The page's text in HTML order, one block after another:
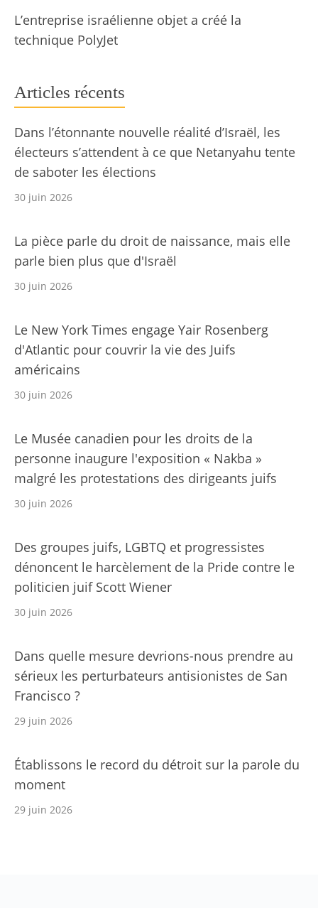
L’entreprise israélienne objet a créé la
technique PolyJet
Articles récents
Dans l’étonnante nouvelle réalité d’Israël, les
électeurs s’attendent à ce que Netanyahu tente
de saboter les élections
30 juin 2026
La pièce parle du droit de naissance, mais elle
parle bien plus que d'Israël
30 juin 2026
Le New York Times engage Yair Rosenberg
d'Atlantic pour couvrir la vie des Juifs
américains
30 juin 2026
Le Musée canadien pour les droits de la
personne inaugure l'exposition « Nakba »
malgré les protestations des dirigeants juifs
30 juin 2026
Des groupes juifs, LGBTQ et progressistes
dénoncent le harcèlement de la Pride contre le
politicien juif Scott Wiener
30 juin 2026
Dans quelle mesure devrions-nous prendre au
sérieux les perturbateurs antisionistes de San
Francisco ?
29 juin 2026
Établissons le record du détroit sur la parole du
moment
29 juin 2026